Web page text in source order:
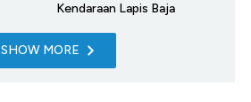
Kendaraan Lapis Baja
SHOW MORE